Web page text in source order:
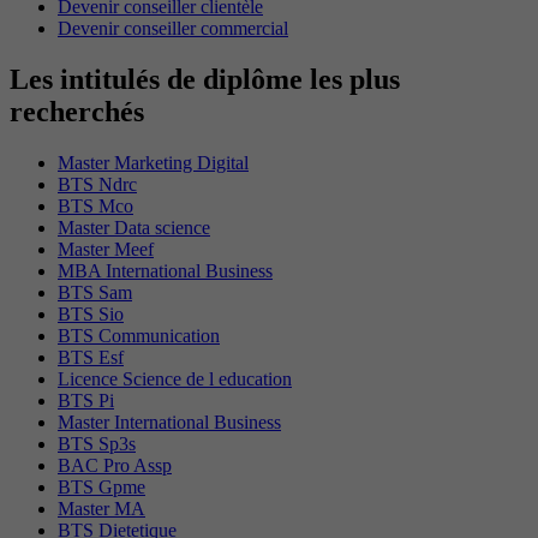
Devenir conseiller clientèle
Devenir conseiller commercial
Les intitulés de diplôme les plus
recherchés
Master Marketing Digital
BTS Ndrc
BTS Mco
Master Data science
Master Meef
MBA International Business
BTS Sam
BTS Sio
BTS Communication
BTS Esf
Licence Science de l education
BTS Pi
Master International Business
BTS Sp3s
BAC Pro Assp
BTS Gpme
Master MA
BTS Dietetique